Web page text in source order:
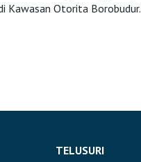
Kawasan Otorita Borobudur.
TELUSURI